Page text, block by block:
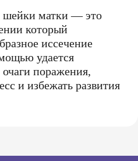
шейки матки — это
который
иссечение
удается
поражения,
и избежать развития